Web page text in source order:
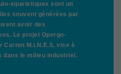
squeletiques sont un
souvent générées par
avoir des
Le projet Opergo-
Carnot M.I.N.E.S, vise à
dans le milieu industriel.